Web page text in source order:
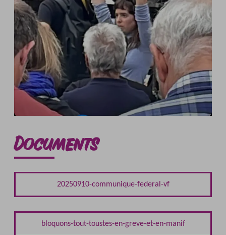
Documents
20250910-communique-federal-vf
bloquons-tout-toustes-en-greve-et-en-manif